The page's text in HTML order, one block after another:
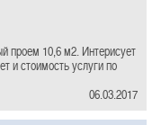
проем 10,6 м2. Интерисует
и стоимость услуги по
06.03.2017